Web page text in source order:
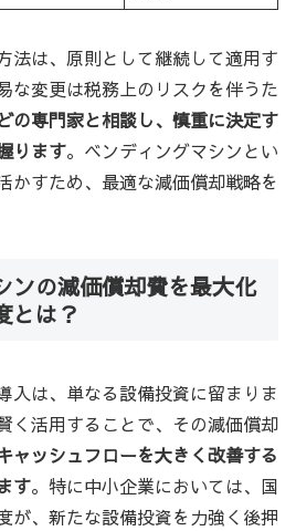
法は、原則として継続して適用す
な変更は税務上のリスクを伴うた
の専門家と相談し、慎重に決定す
ります。ベンディングマシンとい
かすため、最適な減価償却戦略を
ンの減価償却費を最大化
とは？
入は、単なる設備投資に留まりま
く活用することで、その減価償却
ャッシュフローを大きく改善する
す。特に中小企業においては、国
が、新たな設備投資を力強く後押